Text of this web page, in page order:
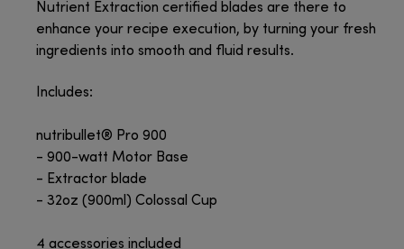
Nutrient Extraction certified blades are there to
enhance your recipe execution, by turning your fresh
ingredients into smooth and fluid results.
Includes:
nutribullet® Pro 900
- 900-watt Motor Base
- Extractor blade
- 32oz (900ml) Colossal Cup
4 accessories included